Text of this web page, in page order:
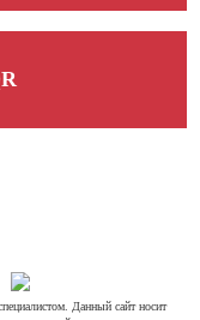
Данный сайт носит